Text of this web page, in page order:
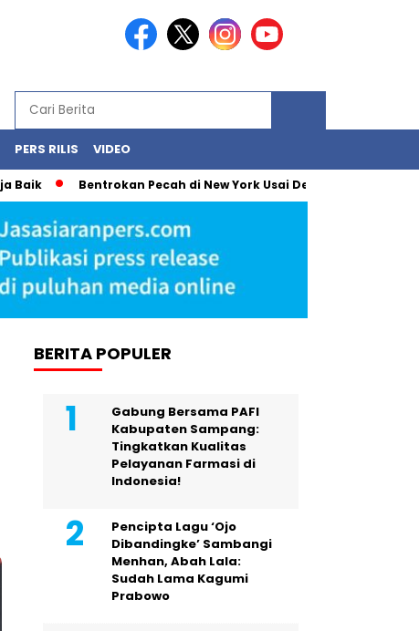
PERS RILIS VIDEO
Bentrokan Pecah di New York Usai Demonstrasi Tolak
BERITA POPULER
Gabung Bersama PAFI
Kabupaten Sampang:
Tingkatkan Kualitas
Pelayanan Farmasi di
Indonesia!
Pencipta Lagu ‘Ojo
Dibandingke’ Sambangi
Menhan, Abah Lala:
Sudah Lama Kagumi
Prabowo